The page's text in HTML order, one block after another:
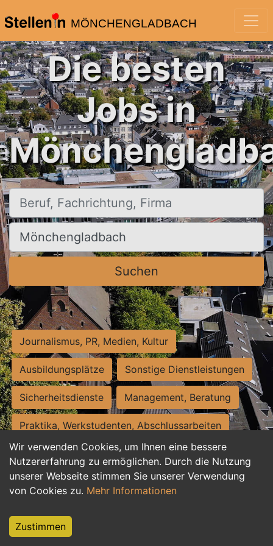
MÖNCHENGLADBACH
Wir verwenden Cookies, um Ihnen eine bessere
Nutzererfahrung zu ermöglichen. Durch die Nutzung
unserer Webseite stimmen Sie unserer Verwendung
von Cookies zu. Mehr Informationen
Zustimmen
Die besten
Jobs in
Beruf, Fachrichtung, Firma
Ort, Stadt
Suchen
Journalismus, PR, Medien, Kultur
Ausbildungsplätze Sonstige Dienstleistungen
Sicherheitsdienste Management, Beratung
Praktika, Werkstudenten, Abschlussarbeiten
Personalwesen Assistenz, Sekretariat
Hilfskräfte, Aushilfs- und Nebenjobs
Weiterbildung, Studium, duale Ausbildung